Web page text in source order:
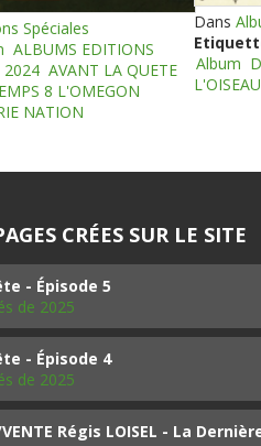
Spéciales
ALBUMS EDITIONS
2024 AVANT LA QUETE
8 L'OMEGON
NATION
Dans
Album
CRÉES SUR LE SITE
- Épisode 5
de 2025
- Épisode 4
de 2025
VENTE Régis LOISEL - La